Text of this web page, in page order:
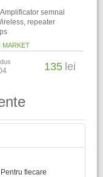
semnal
repeater
MARKET
135 lei
. Pentru fiecare